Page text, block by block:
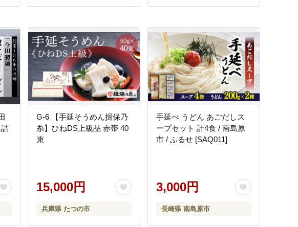
G-6 【手延そうめん揖保乃
糸】ひねDS上級品 赤帯 40
束
15,000円
兵庫県 たつの市
手延べ うどん あごだしス
ープセット 計4食 / 南島原
市 / ふるせ [SAQ011]
3,000円
長崎県 南島原市